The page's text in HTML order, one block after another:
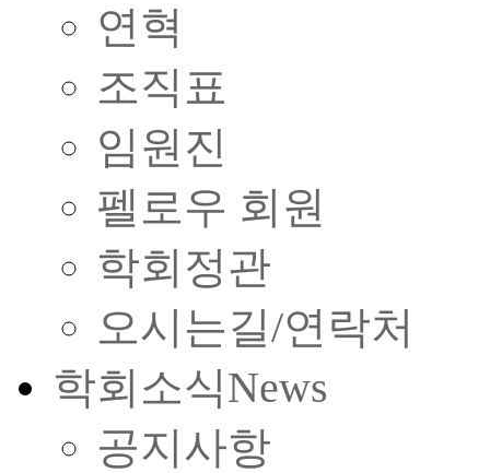
연혁
조직표
임원진
펠로우 회원
학회정관
오시는길/연락처
학회소식News
공지사항